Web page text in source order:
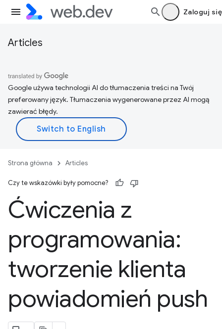
Zaloguj się
Articles
Google używa technologii AI do tłumaczenia treści na Twój
preferowany język. Tłumaczenia wygenerowane przez AI mogą
zawierać błędy.
Strona główna Articles
Czy te wskazówki były pomocne?
Ćwiczenia z
programowania:
tworzenie klienta
powiadomień push